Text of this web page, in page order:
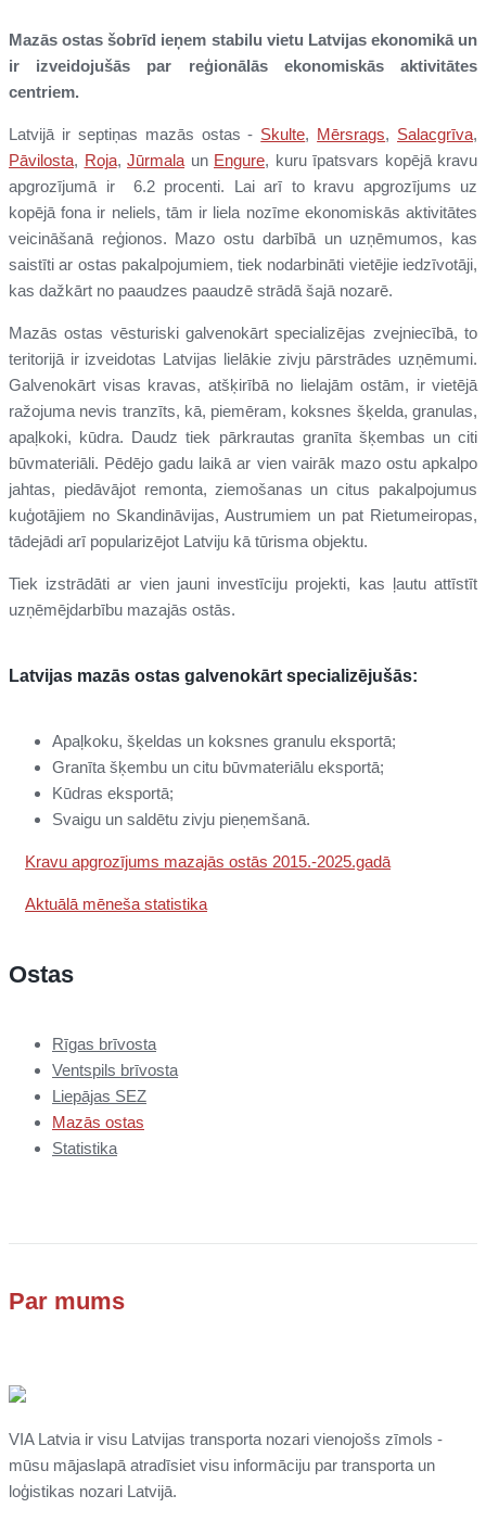
Mazās ostas šobrīd ieņem stabilu vietu Latvijas ekonomikā un
ir izveidojušās par reģionālās ekonomiskās aktivitātes
centriem.
Latvijā ir septiņas mazās ostas - Skulte, Mērsrags, Salacgrīva,
Pāvilosta, Roja, Jūrmala un Engure, kuru īpatsvars kopējā kravu
apgrozījumā ir 6.2 procenti. Lai arī to kravu apgrozījums uz
kopējā fona ir neliels, tām ir liela nozīme ekonomiskās aktivitātes
veicināšanā reģionos. Mazo ostu darbībā un uzņēmumos, kas
saistīti ar ostas pakalpojumiem, tiek nodarbināti vietējie iedzīvotāji,
kas dažkārt no paaudzes paaudzē strādā šajā nozarē.
Mazās ostas vēsturiski galvenokārt specializējas zvejniecībā, to
teritorijā ir izveidotas Latvijas lielākie zivju pārstrādes uzņēmumi.
Galvenokārt visas kravas, atšķirībā no lielajām ostām, ir vietējā
ražojuma nevis tranzīts, kā, piemēram, koksnes šķelda, granulas,
apaļkoki, kūdra. Daudz tiek pārkrautas granīta šķembas un citi
būvmateriāli. Pēdējo gadu laikā ar vien vairāk mazo ostu apkalpo
jahtas, piedāvājot remonta, ziemošanas un citus pakalpojumus
kuģotājiem no Skandināvijas, Austrumiem un pat Rietumeiropas,
tādejādi arī popularizējot Latviju kā tūrisma objektu.
Tiek izstrādāti ar vien jauni investīciju projekti, kas ļautu attīstīt
uzņēmējdarbību mazajās ostās.
Latvijas mazās ostas galvenokārt specializējušās:
Apaļkoku, šķeldas un koksnes granulu eksportā;
Granīta šķembu un citu būvmateriālu eksportā;
Kūdras eksportā;
Svaigu un saldētu zivju pieņemšanā.
Kravu apgrozījums mazajās ostās 2015.-2025.gadā
Aktuālā mēneša statistika
Ostas
Rīgas brīvosta
Ventspils brīvosta
Liepājas SEZ
Mazās ostas
Statistika
Par mums
VIA Latvia ir visu Latvijas transporta nozari vienojošs zīmols -
mūsu mājaslapā atradīsiet visu informāciju par transporta un
loģistikas nozari Latvijā.